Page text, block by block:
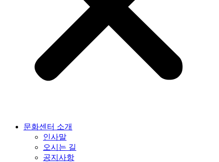
문화센터 소개
인사말
오시는 길
공지사항